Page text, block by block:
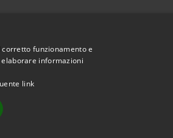
di Stimigliano • Powered by
funzionamento e
informazioni
link